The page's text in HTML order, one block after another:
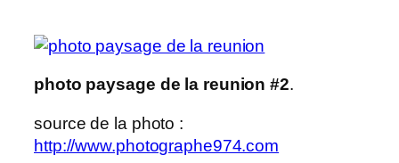
photo paysage de la reunion #2.
source de la photo :
http://www.photographe974.com